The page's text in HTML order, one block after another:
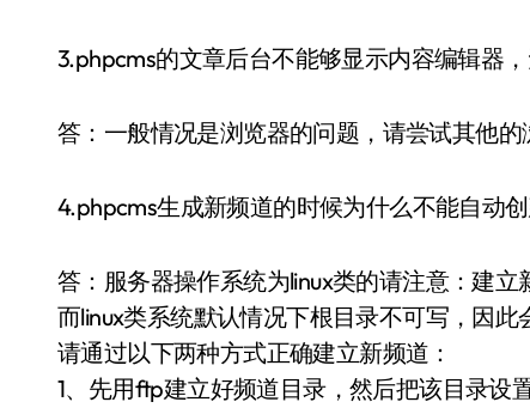
3.phpcms的文章后台不能够显示内容编辑器
答：一般情况是浏览器的问题，请尝试其他的
4.phpcms生成新频道的时候为什么不能自动
答：服务器操作系统为linux类的请注意：建
而linux类系统默认情况下根目录不可写，因此
请通过以下两种方式正确建立新频道：
1、先用ftp建立好频道目录，然后把该目录设